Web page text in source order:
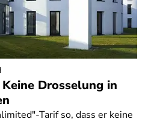
Drosselung in
Tarif so, dass er keine